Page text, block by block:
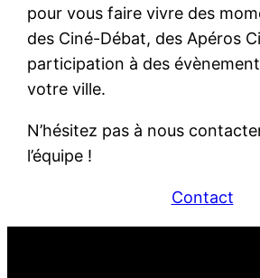
pour vous faire vivre des
des Ciné-Débat, des Apéros
participation à des
votre ville.
N’hésitez pas à nous
l’équipe !
Contact